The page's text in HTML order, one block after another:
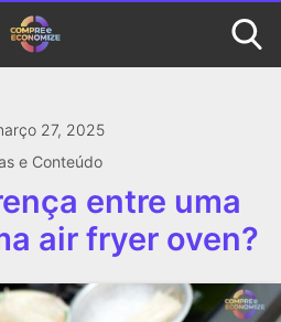
27, 2025
e Conteúdo
entre uma
air fryer oven?